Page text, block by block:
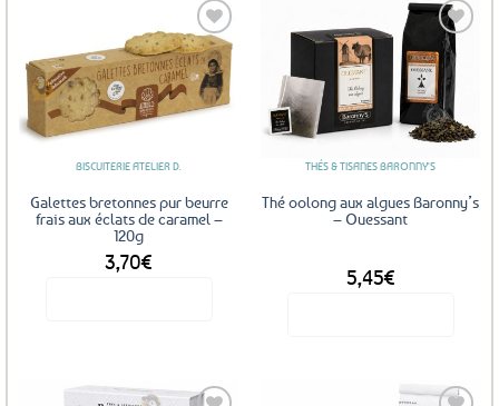
Ajouter
aux
favoris
BISCUITERIE ATELIER D.
Galettes bretonnes pur beurre
frais aux éclats de caramel –
120g
3,70€
Ajouter
aux
favoris
THÉS & TISANES BARONNY'S
Thé oolong aux algues Baronny’s
– Ouessant
5,45€